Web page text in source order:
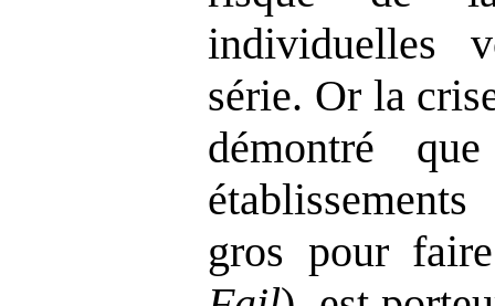
individuelles
série. Or la
démontré
gros pour